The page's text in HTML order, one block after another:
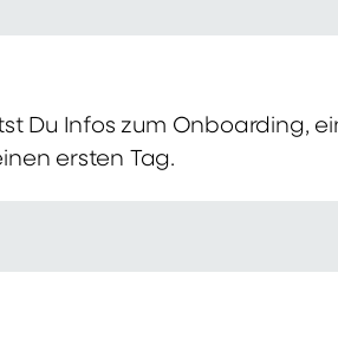
Du Infos zum Onboarding,
ersten Tag.